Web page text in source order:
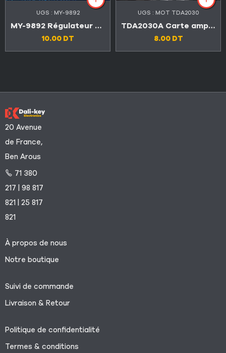
UGS : MY-9892
MY-9892 Régulateur de tension électronique 50-220V 2000W
10.00 DT
UGS : MOT TDA2030
TDA2030A Carte amplificateur audio 6～12V 18W
8.00 DT
20 Avenue
de France,
Ben Arous
71 380
217 | 98 817
821 | 25 817
821
À propos de nous
Notre boutique
Suivi de commande
Livraison & Retour
Politique de confidentialité
Termes & conditions